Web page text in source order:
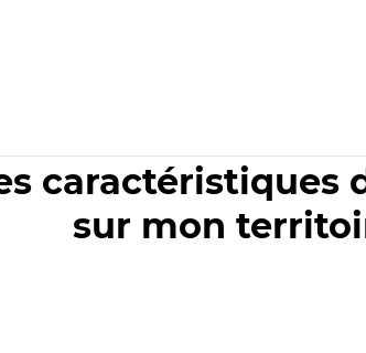
caractéristiques
sur mon